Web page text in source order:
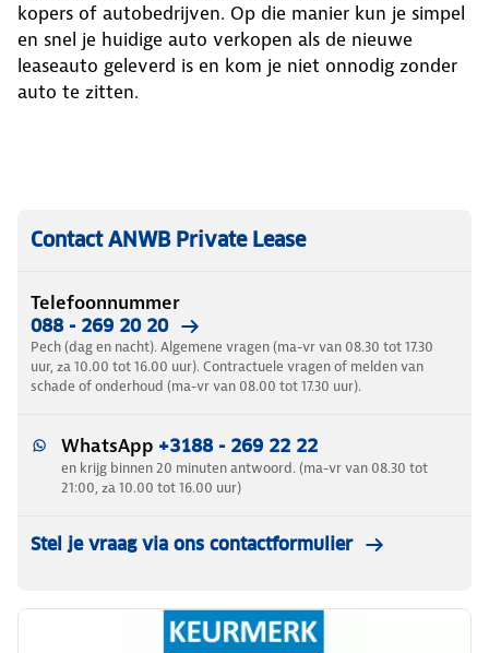
kopers of autobedrijven. Op die manier kun je simpel
en snel je huidige auto verkopen als de nieuwe
leaseauto geleverd is en kom je niet onnodig zonder
auto te zitten.
Contact ANWB Private Lease
Telefoonnummer
088 - 269 20 20
Pech (dag en nacht). Algemene vragen (ma-vr van 08.30 tot 17.30
uur, za 10.00 tot 16.00 uur). Contractuele vragen of melden van
schade of onderhoud (ma-vr van 08.00 tot 17.30 uur).
WhatsApp +3188 - 269 22 22
en krijg binnen 20 minuten antwoord. (ma-vr van 08.30 tot
21:00, za 10.00 tot 16.00 uur)
Stel je vraag via ons contactformulier